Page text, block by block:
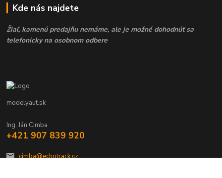
Kde nás najdete
Žiaľ, kamenú predajňu nemáme, ale je možné dohodnúť sa
telefonicky na osobnom odbere
modelyaut.sk
Ing. Ján Cimba
+421 907 839 920
cimba@echotrack.cz